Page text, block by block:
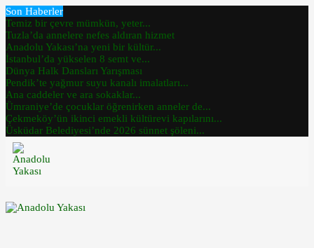
Son Haberler
Temiz bir çevre mümkün, yeter...
Tuzla’da annelere nefes aldıran hizmet
Anadolu Yakası’na yeni bir kültür...
İstanbul’da yükselen 8 semt ve...
Dünya Halk Dansları Yarışması
Pendik’te yağmur suyu kanalı imalatları...
Ana caddeler ve ara sokaklar...
Ümraniye’de çocuklar öğrenirken anneler de...
Çekmeköy’ün ikinci emekli kültürevi kapılarını...
Üsküdar Belediyesi’nde 2026 sünnet şöleni...